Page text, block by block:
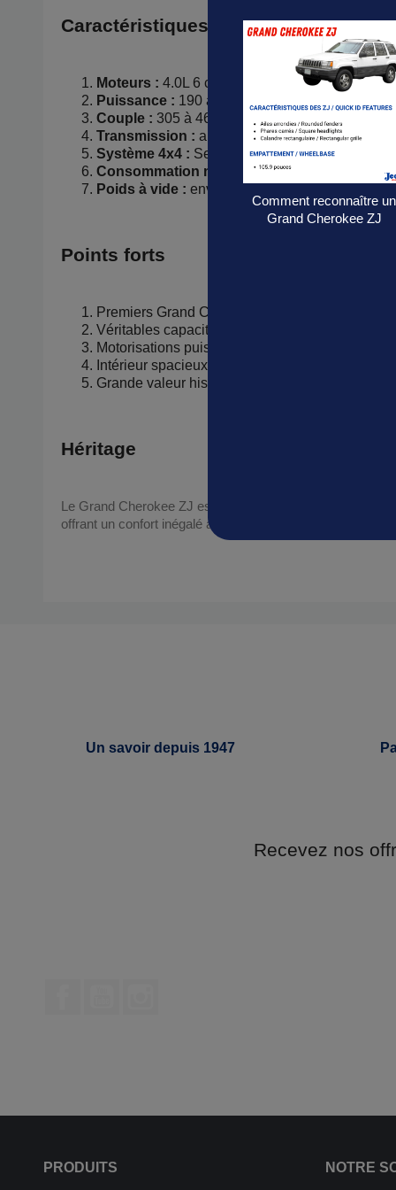
Caractéristiques techniques
Moteurs : 4.0L 6 cylindres en ligne, 5.2L V8,
Puissance : 190 à 245 ch
Couple : 305 à 460 Nm
Transmission : automatique 4 vitesses
Système 4x4 : Selec-Trac ou Quadra-Trac
Consommation moyenne :env. 13–18 L/100
Poids à vide : env. 1 800–2 000 kg
Points forts
Premiers Grand Cherokee, pionnier du SUV
Véritables capacités tout-terrain Jeep
Motorisations puissantes, notamment le V8
Intérieur spacieux et confortable
Grande valeur historique et collection
Héritage
Le Grand Cherokee ZJ est une pièce majeure dans
offrant un confort inégalé à l’époque.
Un savoir depuis 1947
Recevez nos
PRODUITS NOTRE
Comment reconnaître un
Grand Cherokee ZJ